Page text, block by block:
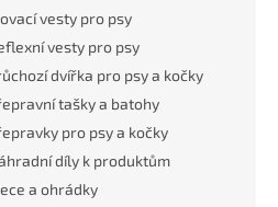
vesty pro psy
vesty pro psy
dvířka pro psy a kočky
tašky a batohy
pro psy a kočky
díly k produktům
a ohrádky